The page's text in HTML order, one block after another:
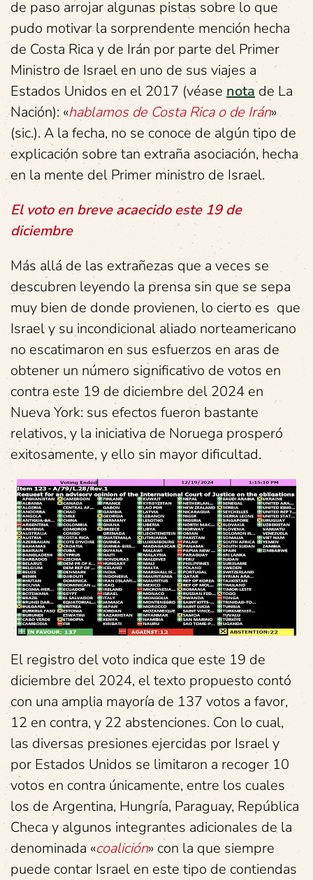
de paso arrojar algunas pistas sobre lo que
pudo motivar la sorprendente mención hecha
de Costa Rica y de Irán por parte del Primer
Ministro de Israel en uno de sus viajes a
Estados Unidos en el 2017 (véase nota de La
Nación): «hablamos de Costa Rica o de Irán»
(sic.). A la fecha, no se conoce de algún tipo de
explicación sobre tan extraña asociación, hecha
en la mente del Primer ministro de Israel.
El voto en breve acaecido este 19 de
diciembre
Más allá de las extrañezas que a veces se
descubren leyendo la prensa sin que se sepa
muy bien de donde provienen, lo cierto es que
Israel y su incondicional aliado norteamericano
no escatimaron en sus esfuerzos en aras de
obtener un número significativo de votos en
contra este 19 de diciembre del 2024 en
Nueva York: sus efectos fueron bastante
relativos, y la iniciativa de Noruega prosperó
exitosamente, y ello sin mayor dificultad.
El registro del voto indica que este 19 de
diciembre del 2024, el texto propuesto contó
con una amplia mayoría de 137 votos a favor,
12 en contra, y 22 abstenciones. Con lo cual,
las diversas presiones ejercidas por Israel y
por Estados Unidos se limitaron a recoger 10
votos en contra únicamente, entre los cuales
los de Argentina, Hungría, Paraguay, República
Checa y algunos integrantes adicionales de la
denominada «coalición» con la que siempre
puede contar Israel en este tipo de contiendas